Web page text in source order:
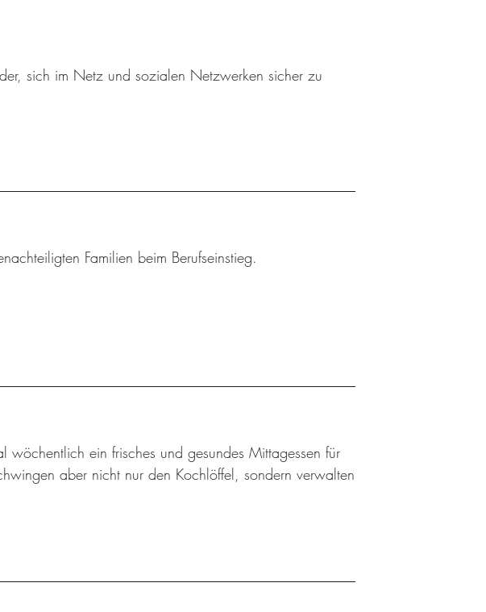
sich im Netz und sozialen Netzwerken sicher zu
Familien beim Berufseinstieg.
wöchentlich ein frisches und gesundes Mittagessen für
aber nicht nur den Kochlöffel, sondern verwalten